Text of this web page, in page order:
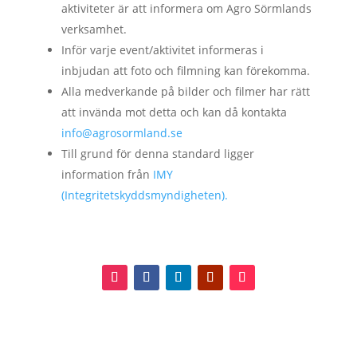
aktiviteter är att informera om Agro Sörmlands
verksamhet.
Inför varje event/aktivitet informeras i
inbjudan att foto och filmning kan förekomma.
Alla medverkande på bilder och filmer har rätt
att invända mot detta och kan då kontakta
info@agrosormland.se
Till grund för denna standard ligger
information från IMY
(Integritetskyddsmyndigheten).